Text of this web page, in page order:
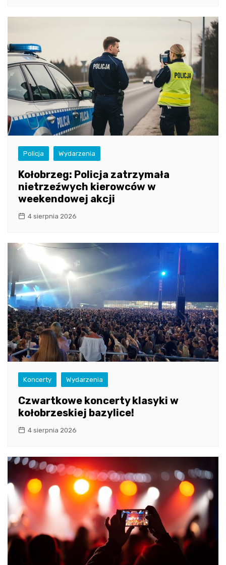
Policja Wydarzenia
Kołobrzeg: Policja zatrzymała
nietrzeźwych kierowców w
weekendowej akcji
4 sierpnia 2026
Koncerty Wydarzenia
Czwartkowe koncerty klasyki w
kołobrzeskiej bazylice!
4 sierpnia 2026